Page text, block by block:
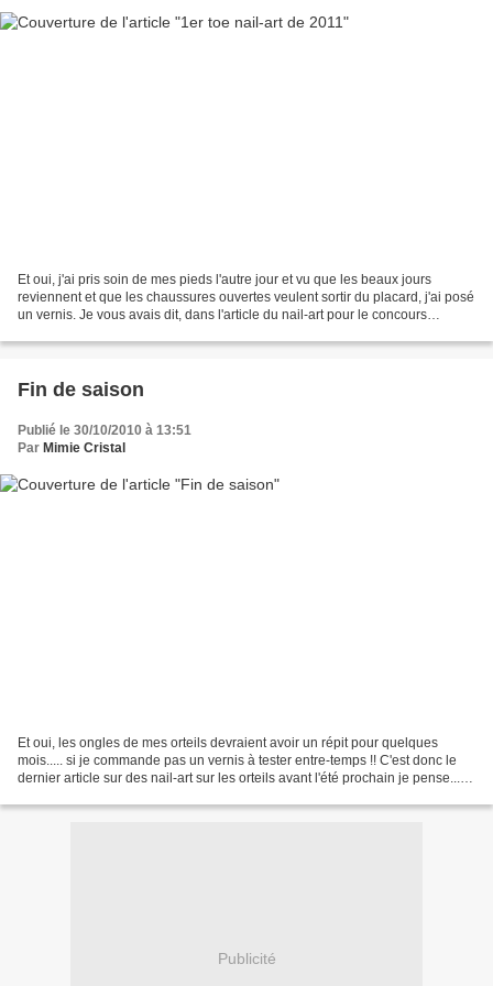
Et oui, j'ai pris soin de mes pieds l'autre jour et vu que les beaux jours
reviennent et que les chaussures ouvertes veulent sortir du placard, j'ai posé
un vernis. Je vous avais dit, dans l'article du nail-art pour le concours
Fin de saison
Publié le 30/10/2010 à 13:51
Par Mimie Cristal
Et oui, les ongles de mes orteils devraient avoir un répit pour quelques
mois..... si je commande pas un vernis à tester entre-temps !! C'est donc le
dernier article sur des nail-art sur les orteils avant l'été prochain je pense...
Publicité